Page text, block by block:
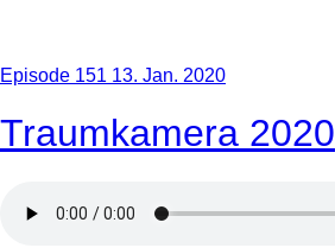
Episode 151 13. Jan. 2020
Traumkamera 2020